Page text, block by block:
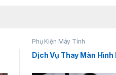
Phụ Kiện Máy Tính
Dịch Vụ Thay Màn Hình